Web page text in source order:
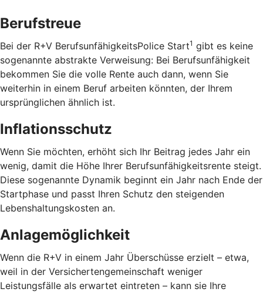
Berufstreue
Bei der R+V BerufsunfähigkeitsPolice Start1 gibt es keine
sogenannte abstrakte Verweisung: Bei Berufsunfähigkeit
bekommen Sie die volle Rente auch dann, wenn Sie
weiterhin in einem Beruf arbeiten könnten, der Ihrem
ursprünglichen ähnlich ist.
Inflationsschutz
Wenn Sie möchten, erhöht sich Ihr Beitrag jedes Jahr ein
wenig, damit die Höhe Ihrer Berufsunfähigkeitsrente steigt.
Diese sogenannte Dynamik beginnt ein Jahr nach Ende der
Startphase und passt Ihren Schutz den steigenden
Lebenshaltungskosten an.
Anlagemöglichkeit
Wenn die R+V in einem Jahr Überschüsse erzielt – etwa,
weil in der Versichertengemeinschaft weniger
Leistungsfälle als erwartet eintreten – kann sie Ihre